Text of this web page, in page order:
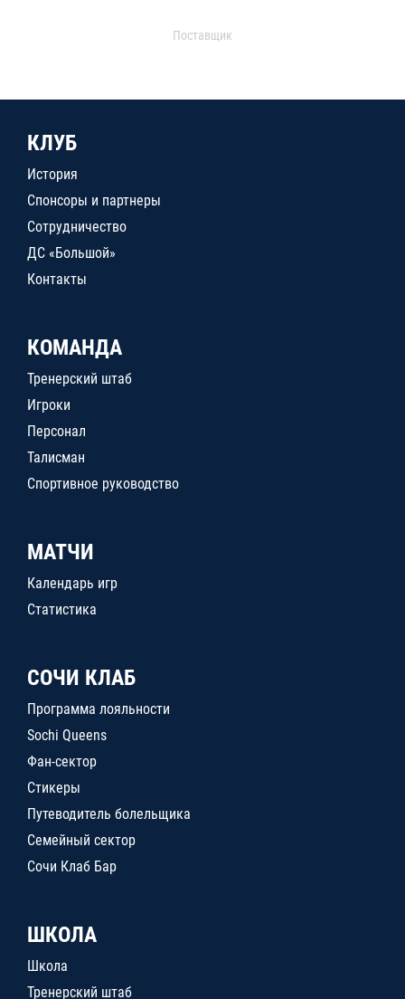
Поставщик
КЛУБ
История
Спонсоры и партнеры
Сотрудничество
ДС «Большой»
Контакты
КОМАНДА
Тренерский штаб
Игроки
Персонал
Талисман
Спортивное руководство
МАТЧИ
Календарь игр
Статистика
СОЧИ КЛАБ
Программа лояльности
Sochi Queens
Фан-сектор
Стикеры
Путеводитель болельщика
Семейный сектор
Сочи Клаб Бар
ШКОЛА
Школа
Тренерский штаб